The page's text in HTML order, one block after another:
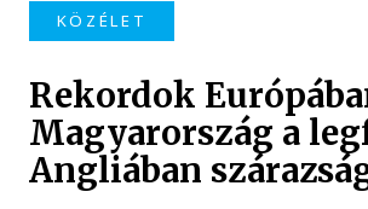
KÖZÉLET
Rekordok
Magyarország a
Angliában